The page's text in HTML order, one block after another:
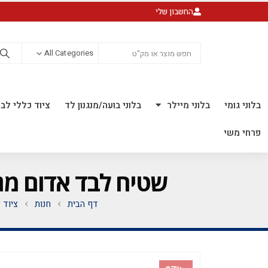
החשבון שלי
All Categories
בלוני גומי בלוני מיילר בלוני בועה/מנגנון לד ציוד כללי
פרחי משי
שטיח לבד אדום מגיע בגליל 5 מטר אורך
דף הבית חנות